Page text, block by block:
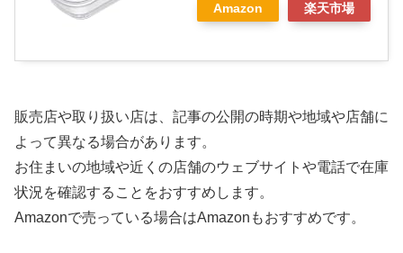
Amazon 楽天市場
販売店や取り扱い店は、記事の公開の時期や地域や店舗に
よって異なる場合があります。
お住まいの地域や近くの店舗のウェブサイトや電話で在庫
状況を確認することをおすすめします。
Amazonで売っている場合はAmazonもおすすめです。